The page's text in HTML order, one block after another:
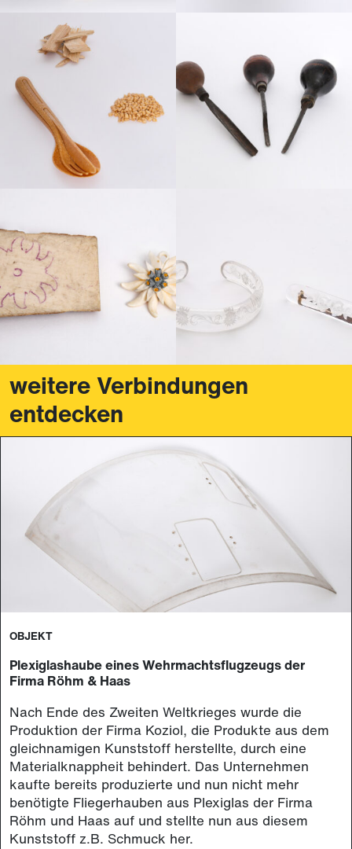
weitere Verbindungen
entdecken
OBJEKT
Plexiglashaube eines Wehrmachtsflugzeugs der
Firma Röhm & Haas
Nach Ende des Zweiten Weltkrieges wurde die
Produktion der Firma Koziol, die Produkte aus dem
gleichnamigen Kunststoff herstellte, durch eine
Materialknappheit behindert. Das Unternehmen
kaufte bereits produzierte und nun nicht mehr
benötigte Fliegerhauben aus Plexiglas der Firma
Röhm und Haas auf und stellte nun aus diesem
Kunststoff z.B. Schmuck her.